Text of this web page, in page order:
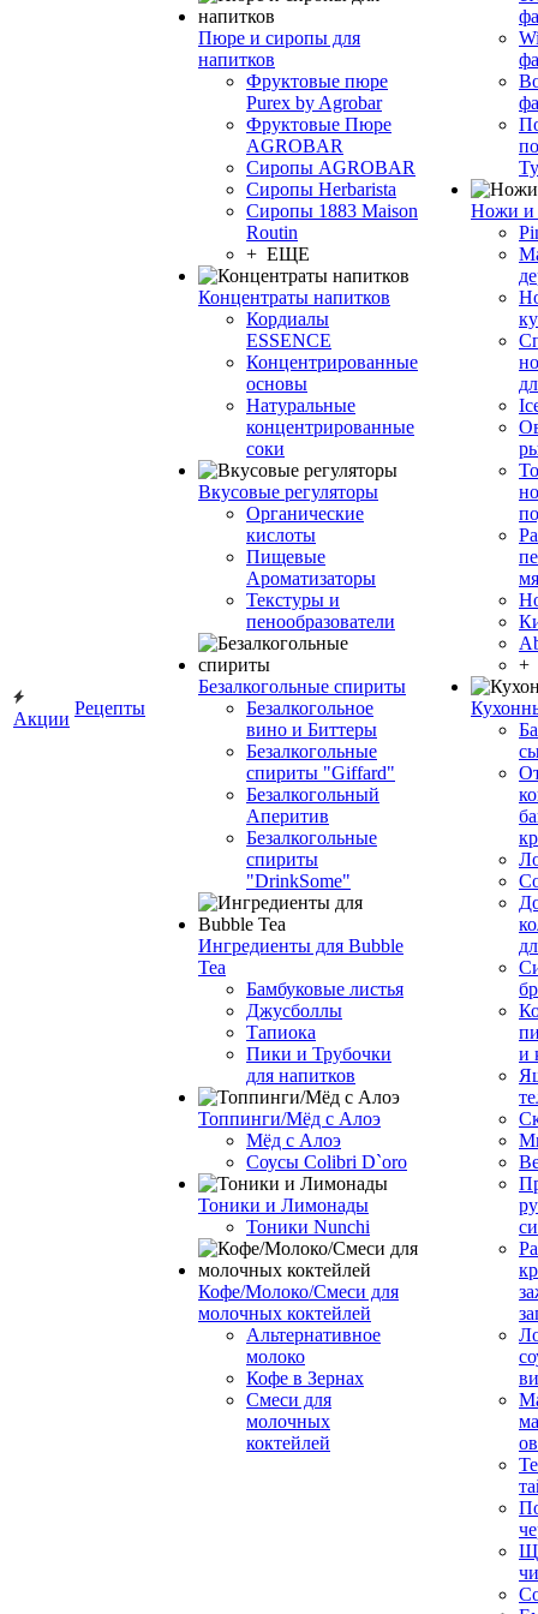
Акции
Рецепты
Пюре и сиропы для
напитков
Фруктовые пюре
Purex by Agrobar
Фруктовые Пюре
AGROBAR
Сиропы AGROBAR
Сиропы Herbarista
Сиропы 1883 Maison
Routin
+ ЕЩЕ
Концентраты напитков
Кордиалы
ESSENCE
Концентрированные
основы
Натуральные
концентрированные
соки
Вкусовые регуляторы
Органические
кислоты
Пищевые
Ароматизаторы
Текстуры и
пенообразователи
Безалкогольные спириты
Безалкогольное
вино и Биттеры
Безалкогольные
спириты "Giffard"
Безалкогольный
Аперитив
Безалкогольные
спириты
"DrinkSome"
Ингредиенты для Bubble
Tea
Бамбуковые листья
Джусболлы
Тапиока
Пики и Трубочки
для напитков
Топпинги/Мёд с Алоэ
Мёд с Алоэ
Соусы Colibri D`oro
Тоники и Лимонады
Тоники Nunchi
Кофе/Молоко/Смеси для
молочных коктейлей
Альтернативное
молоко
Кофе в Зернах
Смеси для
молочных
коктейлей
Ножи и
+
и